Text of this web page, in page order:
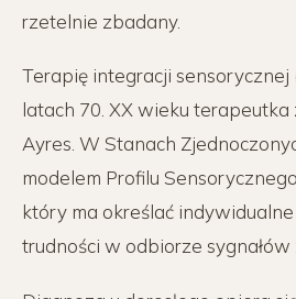
rzetelnie zbadany.
Terapię integracji sensorycznej
latach 70. XX wieku terapeutka
Ayres. W Stanach
modelem Profilu
który ma określać
trudności w odbiorze sygnałów